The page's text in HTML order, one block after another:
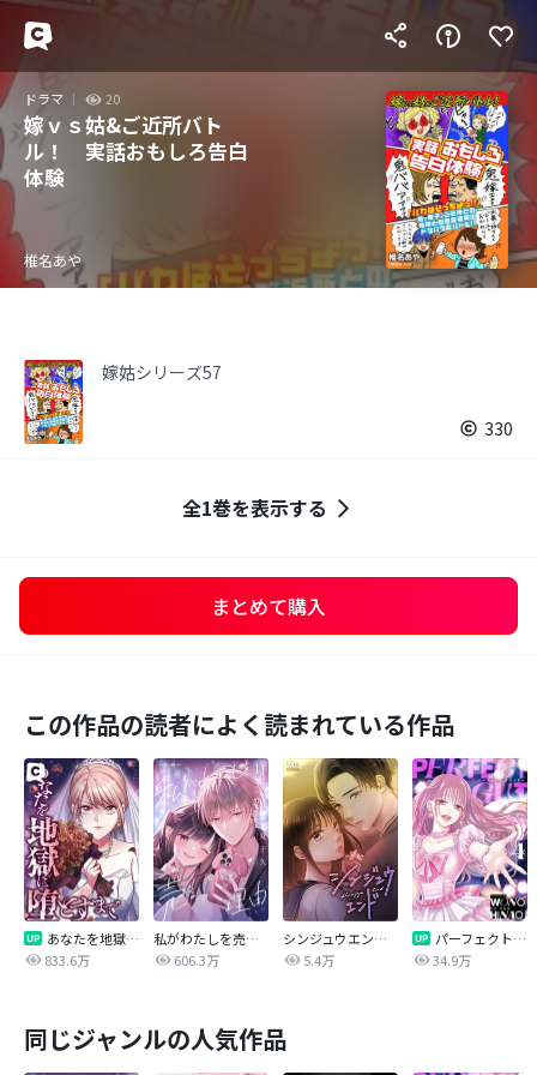
ドラマ 20
嫁ｖｓ姑&ご近所バト
ル！ 実話おもしろ告白
体験
椎名あや
嫁姑シリーズ57
330
全1巻を表示する
まとめて購入
この作品の読者によく読まれている作品
あなたを地獄に堕とすまで
833.6万
私がわたしを売る理由
606.3万
シンジュウエンド【タテヨミ】
5.4万
パーフェクトグリッター
34.9万
同じジャンルの人気作品